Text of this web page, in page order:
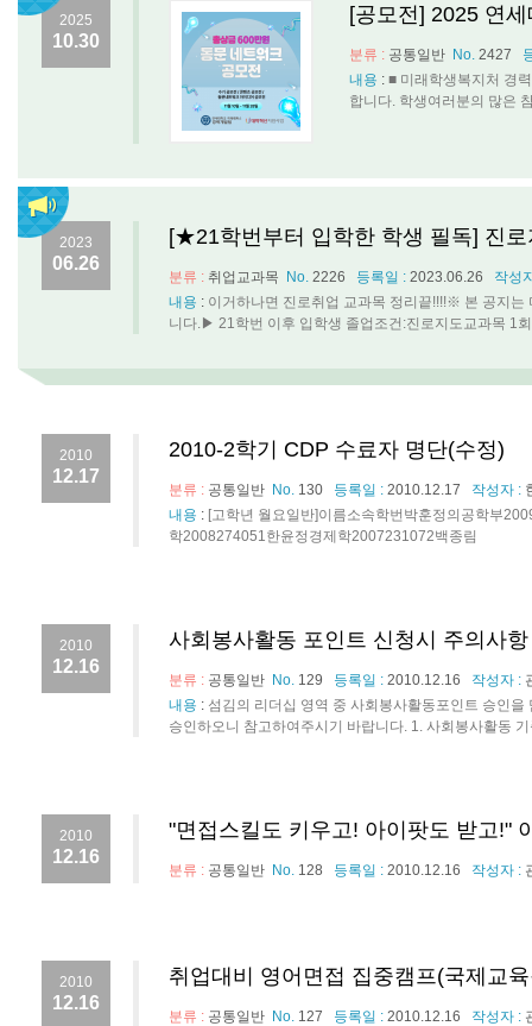
2025
10.30
[공모전] 2025 연
분류 : 공통일반 No. 2427
내용 : ■ 미래학생복지처 경
합니다. 학생여러분의 많은
2023
06.26
[★21학번부터 입학한 학생 필독] 진
분류 : 취업교과목 No. 2226 등록일 : 2023.06.26
작성
내용 : 이거하나면 진로취업 교과목 정리끝!!!!※ 본 공지
니다.▶ 21학번 이후 입학생 졸업조건:진로지도교과목 1
2010
12.17
2010-2학기 CDP 수료자 명단(수정)
분류 : 공통일반 No. 130 등록일 : 2010.12.17 작성자 :
내용 : [고학년 월요일반]이름소속학번박훈정의공학부
학2008274051한윤정경제학2007231072백종림
2010
12.16
사회봉사활동 포인트 신청시 주의사
분류 : 공통일반 No. 129 등록일 : 2010.12.16 작성자 :
내용 : 섬김의 리더십 영역 중 사회봉사활동포인트 승인
승인하오니 참고하여주시기 바랍니다. 1. 사회봉사활동
2010
12.16
"면접스킬도 키우고! 아이팟도 받고!"
분류 : 공통일반 No. 128 등록일 : 2010.12.16 작성자 :
2010
12.16
취업대비 영어면접 집중캠프(국제교
분류 : 공통일반 No. 127 등록일 : 2010.12.16 작성자 :